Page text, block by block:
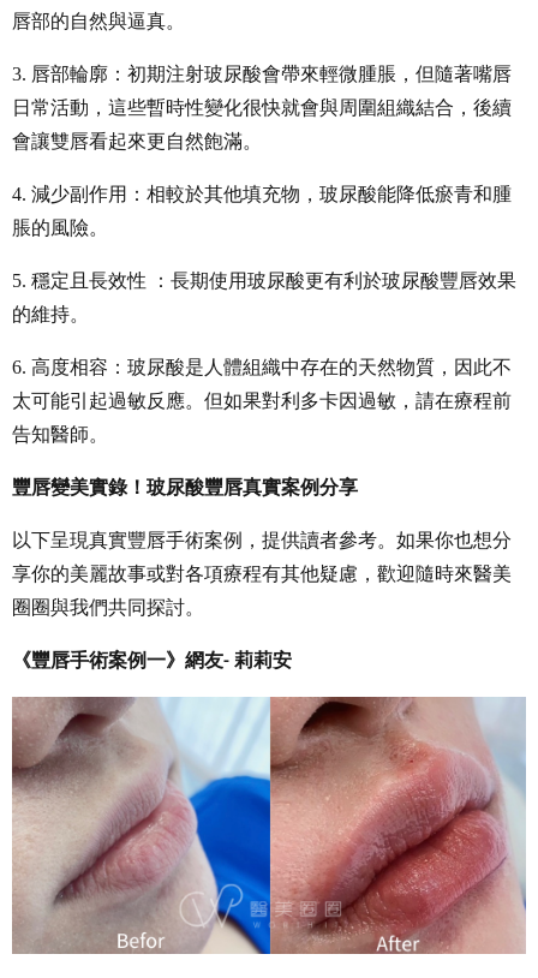
唇部的自然與逼真。
3. 唇部輪廓：初期注射玻尿酸會帶來輕微腫脹，但隨著嘴唇
日常活動，這些暫時性變化很快就會與周圍組織結合，後續
會讓雙唇看起來更自然飽滿。
4. 減少副作用：相較於其他填充物，玻尿酸能降低瘀青和腫
脹的風險。
5. 穩定且長效性
：長期使用玻尿酸更有利於玻尿酸豐唇效果
的維持。
6. 高度相容：玻尿酸是人體組織中存在的天然物質，因此不
太可能引起過敏反應。但如果對利多卡因過敏，請在療程前
告知醫師。
豐唇變美實錄！玻尿酸豐唇真實案例分享
以下呈現真實豐唇手術案例，提供讀者參考。如果你也想分
享你的美麗故事或對各項療程有其他疑慮，歡迎隨時來醫美
圈圈與我們共同探討。
《豐唇手術案例一》網友- 莉莉安